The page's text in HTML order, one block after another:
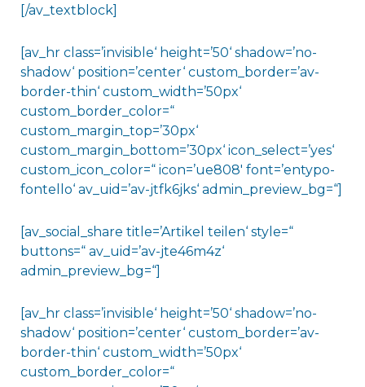
[/av_textblock]
[av_hr class=’invisible‘ height=’50‘ shadow=’no-
shadow‘ position=’center‘ custom_border=’av-
border-thin‘ custom_width=’50px‘
custom_border_color=“
custom_margin_top=’30px‘
custom_margin_bottom=’30px‘ icon_select=’yes‘
custom_icon_color=“ icon=’ue808′ font=’entypo-
fontello‘ av_uid=’av-jtfk6jks‘ admin_preview_bg=“]
[av_social_share title=’Artikel teilen‘ style=“
buttons=“ av_uid=’av-jte46m4z‘
admin_preview_bg=“]
[av_hr class=’invisible‘ height=’50‘ shadow=’no-
shadow‘ position=’center‘ custom_border=’av-
border-thin‘ custom_width=’50px‘
custom_border_color=“